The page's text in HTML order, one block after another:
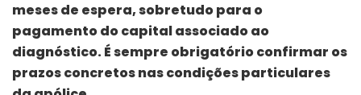
meses de espera, sobretudo para o
pagamento do capital associado ao
diagnóstico. É sempre obrigatório confirmar os
prazos concretos nas condições particulares